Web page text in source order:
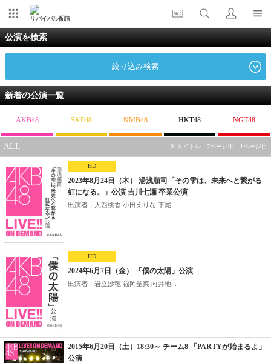
リバイバル配信
公演を検索
絞り込み検索
新着の公演一覧
AKB48 SKE48 NMB48 HKT48 NGT48
ALL 191タイトル 7ページ中 1ページ目
HD
2023年8月24日（木） 湯浅順司「その雫は、未来へと繋がる
虹になる。」公演 吉川七瀬 卒業公演
出演者：大西桃香 小田えりな 下尾...
HD
2024年6月7日（金） 「僕の太陽」公演
出演者：岩立沙穂 福岡聖菜 向井地...
2015年6月20日（土）18:30～ チーム8 「PARTYが始まるよ」
公演